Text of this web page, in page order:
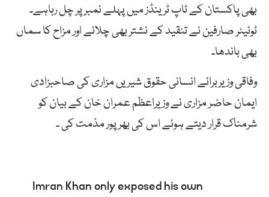
بھی پاکستان کے ٹاپ ٹرینڈز میں پہلے نمبر پر چل رہاہے۔
ٹوئیٹر صارفیننےتنقیدکےنشتربھیچلائےاورمزاحکاسماں
بھیباندھا۔
وفاقی وزیربرائے انسانی حقوق شیریں مزاری کی صاحبزادی
ایمان حاضر مزاری نے وزیراعظم عمران خان کے بیان کو
شرمناک قرار دیتے ہوئے اس کی بھر پور مذمت کی ۔
Imran Khan only exposed his own